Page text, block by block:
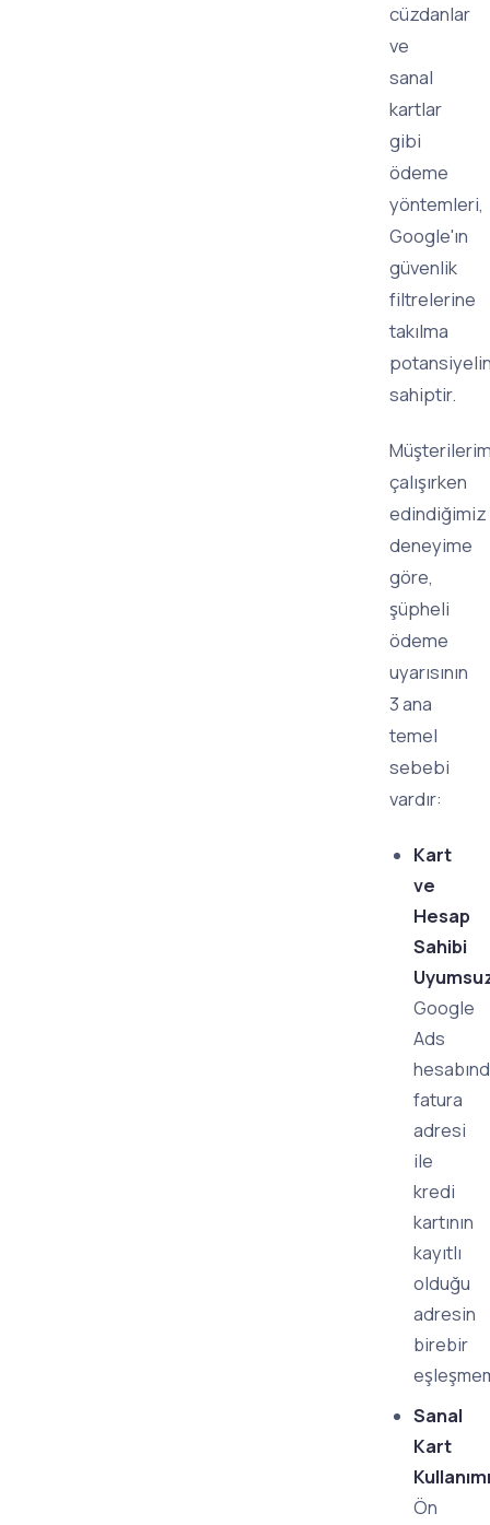
cüzdanlar
ve
sanal
kartlar
gibi
ödeme
yöntemleri,
Google'ın
güvenlik
filtrelerine
takılma
sahiptir.
çalışırken
edindiğimiz
deneyime
göre,
şüpheli
ödeme
uyarısının
3 ana
temel
sebebi
vardır:
Kart
ve
Hesap
Sahibi
Google
Ads
fatura
adresi
ile
kredi
kartının
kayıtlı
olduğu
adresin
birebir
Sanal
Kart
Ön